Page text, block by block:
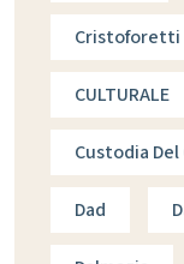
Cristoforetti
CULTURALE
Custodia
Dad